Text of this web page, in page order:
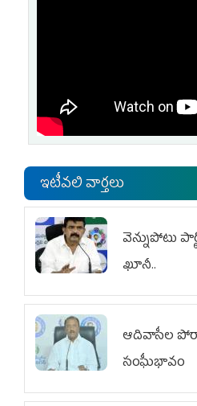
ఇటీవలి వార్తలు
వెన్నుపోటు
ఖూనీ..
ఆదివాసీల
సంఘీభావం